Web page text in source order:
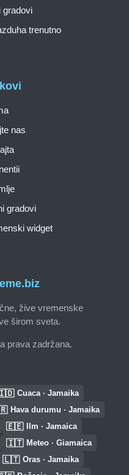
žive vremenske
širom sveta.
prava zadržana.
nas
gradovi
widget
gradovi
trenutno
Cuaca · Jamaika
Hava durumu · Jamaika
🇪🇪 Ilm · Jamaica
🇮🇹 Meteo · Giamaica
🇱🇹 Oras · Jamaika